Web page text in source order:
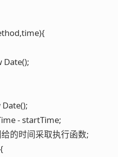
Date();
- startTime;
给的时间采取执行函数;